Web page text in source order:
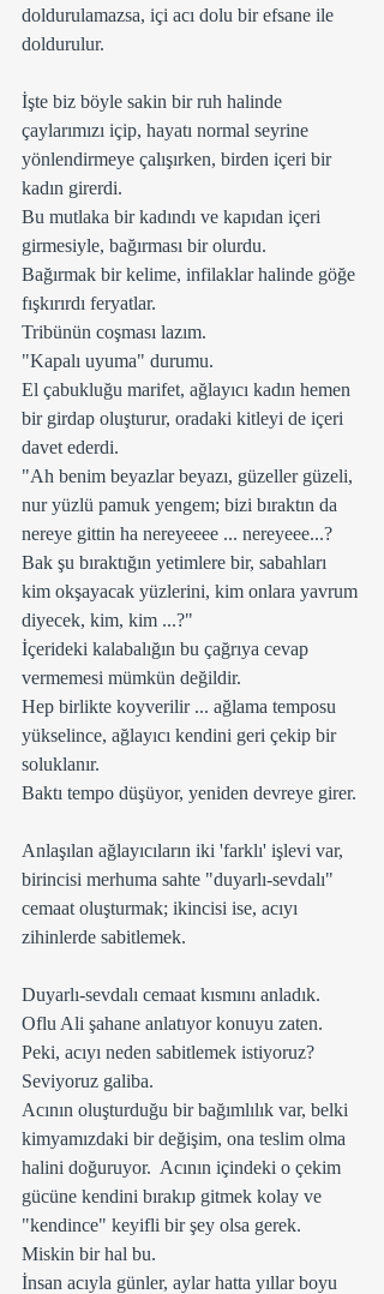
doldurulamazsa, içi acı dolu bir efsane ile
doldurulur.
İşte biz böyle sakin bir ruh halinde
çaylarımızı içip, hayatı normal seyrine
yönlendirmeye çalışırken, birden içeri bir
kadın girerdi.
Bu mutlaka bir kadındı ve kapıdan içeri
girmesiyle, bağırması bir olurdu.
Bağırmak bir kelime, infilaklar halinde göğe
fışkırırdı feryatlar.
Tribünün coşması lazım.
"Kapalı uyuma" durumu.
El çabukluğu marifet, ağlayıcı kadın hemen
bir girdap oluşturur, oradaki kitleyi de içeri
davet ederdi.
"Ah benim beyazlar beyazı, güzeller güzeli,
nur yüzlü pamuk yengem; bizi bıraktın da
nereye gittin ha nereyeeee ... nereyeee...?
Bak şu bıraktığın yetimlere bir, sabahları
kim okşayacak yüzlerini, kim onlara yavrum
diyecek, kim, kim ...?"
İçerideki kalabalığın bu çağrıya cevap
vermemesi mümkün değildir.
Hep birlikte koyverilir ... ağlama temposu
yükselince, ağlayıcı kendini geri çekip bir
soluklanır.
Baktı tempo düşüyor, yeniden devreye girer.
Anlaşılan ağlayıcıların iki 'farklı' işlevi var,
birincisi merhuma sahte "duyarlı-sevdalı"
cemaat oluşturmak; ikincisi ise, acıyı
zihinlerde sabitlemek.
Duyarlı-sevdalı cemaat kısmını anladık.
Oflu Ali şahane anlatıyor konuyu zaten.
Peki, acıyı neden sabitlemek istiyoruz?
Seviyoruz galiba.
Acının oluşturduğu bir bağımlılık var, belki
kimyamızdaki bir değişim, ona teslim olma
halini doğuruyor.  Acının içindeki o çekim
gücüne kendini bırakıp gitmek kolay ve
"kendince" keyifli bir şey olsa gerek.
Miskin bir hal bu.
İnsan acıyla günler, aylar hatta yıllar boyu